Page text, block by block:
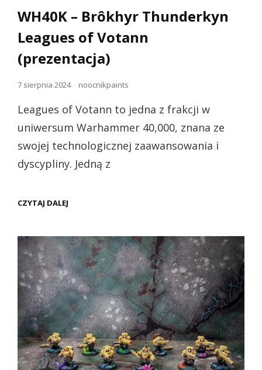
kotów
WH40K – Brôkhyr Thunderkyn
Leagues of Votann
(prezentacja)
Opublikowano
7 sierpnia 2024 noocnikpaints
Leagues of Votann to jedna z frakcji w
uniwersum Warhammer 40,000, znana ze
swojej technologicznej zaawansowania i
dyscypliny. Jedną z
CZYTAJ DALEJ
LEAGUES
OF
VOTANN
(PREZENTACJA)